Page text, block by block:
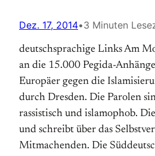
Dez. 17, 2014•3 Minuten
deutschsprachige Links Am
an die 15.000 Pegida-
Europäer gegen die
durch Dresden. Die Parolen
rassistisch und islamophob.
und schreibt über das
Mitmachenden. Die